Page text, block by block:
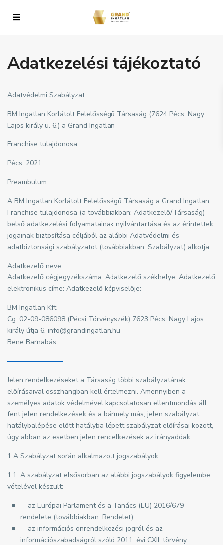
Adatkezelési tájékoztató
Adatvédelmi Szabályzat
BM Ingatlan Korlátolt Felelősségű Társaság (7624 Pécs, Nagy
Lajos király u. 6.) a Grand Ingatlan
Franchise tulajdonosa
Pécs, 2021.
Preambulum
A BM Ingatlan Korlátolt Felelősségű Társaság a Grand Ingatlan
Franchise tulajdonosa (a továbbiakban: Adatkezelő/Társaság)
belső adatkezelési folyamatainak nyilvántartása és az érintettek
jogainak biztosítása céljából az alábbi Adatvédelmi és
adatbiztonsági szabályzatot (továbbiakban: Szabályzat) alkotja.
Adatkezelő neve:
Adatkezelő cégjegyzékszáma: Adatkezelő székhelye: Adatkezelő
elektronikus címe: Adatkezelő képviselője:
BM Ingatlan Kft.
Cg. 02-09-086098 (Pécsi Törvényszék) 7623 Pécs, Nagy Lajos
király útja 6. info@grandingatlan.hu
Bene Barnabás
Jelen rendelkezéseket a Társaság többi szabályzatának
előírásaival összhangban kell értelmezni. Amennyiben a
személyes adatok védelmével kapcsolatosan ellentmondás áll
fent jelen rendelkezések és a bármely más, jelen szabályzat
hatálybalépése előtt hatályba lépett szabályzat előírásai között,
úgy abban az esetben jelen rendelkezések az irányadóak.
1 A Szabályzat során alkalmazott jogszabályok
1.1. A szabályzat elsősorban az alábbi jogszabályok figyelembe
vételével készült:
– az Európai Parlament és a Tanács (EU) 2016/679
rendelete (továbbiakban: Rendelet),
– az információs önrendelkezési jogról és az
információszabadságról szóló 2011. évi CXII. törvény